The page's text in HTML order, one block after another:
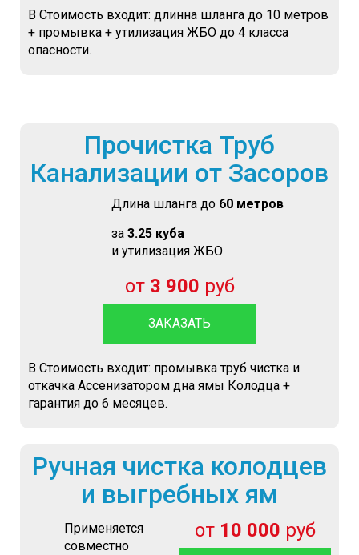
В Стоимость входит: длинна шланга до 10 метров
+ промывка + утилизация ЖБО до 4 класса
опасности.
Прочистка Труб
Канализации от Засоров
Длина шланга до 60 метров
за 3.25 куба
и утилизация ЖБО
от 3 900 руб
ЗАКАЗАТЬ
В Стоимость входит: промывка труб чистка и
откачка Ассенизатором дна ямы Колодца +
гарантия до 6 месяцев.
Ручная чистка колодцев
и выгребных ям
Применяется
совместно
от 10 000 руб